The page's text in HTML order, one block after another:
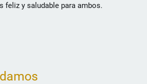
feliz y saludable para ambos.